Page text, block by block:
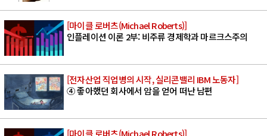
[마이클 로버츠(Michael Roberts)]
인플레이션 이론 2부: 비주류 경제학과 마르크스주의
[전자산업 직업병의 시작, 실리콘밸리 IBM 노동자]
④ 좋아했던 회사에서 암을 얻어 떠난 남편
[마이클 로버츠(Michael Roberts)]